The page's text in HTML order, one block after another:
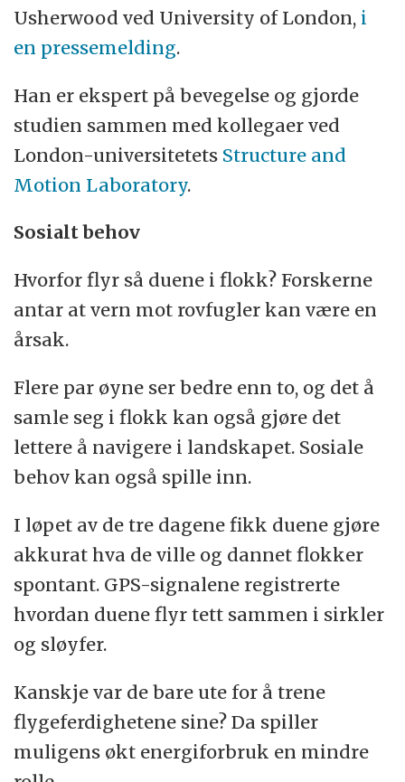
Usherwood ved University of London, i
en pressemelding.
Han er ekspert på bevegelse og gjorde
studien sammen med kollegaer ved
London-universitetets Structure and
Motion Laboratory.
Sosialt behov
Hvorfor flyr så duene i flokk? Forskerne
antar at vern mot rovfugler kan være en
årsak.
Flere par øyne ser bedre enn to, og det å
samle seg i flokk kan også gjøre det
lettere å navigere i landskapet. Sosiale
behov kan også spille inn.
I løpet av de tre dagene fikk duene gjøre
akkurat hva de ville og dannet flokker
spontant. GPS-signalene registrerte
hvordan duene flyr tett sammen i sirkler
og sløyfer.
Kanskje var de bare ute for å trene
flygeferdighetene sine? Da spiller
muligens økt energiforbruk en mindre